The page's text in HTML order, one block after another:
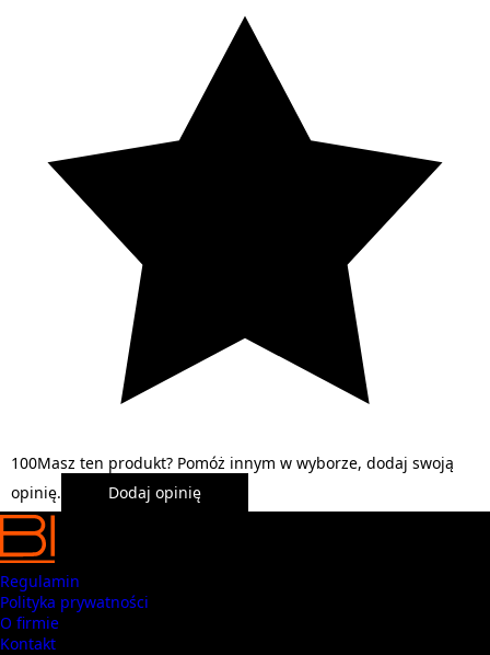
100Masz ten produkt? Pomóż innym w wyborze, dodaj swoją
opinię.
Dodaj opinię
Regulamin
Polityka prywatności
O firmie
Kontakt